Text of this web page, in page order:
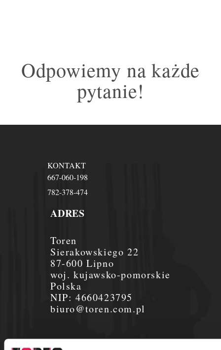
Odpowiemy na każde
pytanie!
Płatność i dostawa
ADRES
Toren
Sierakowskiego 22
87-600 Lipno
woj. kujawsko-pomorskie
Polska
NIP:4660423795
biuro@toren.com.pl
KONTAKT
667-060-198
782-378-474